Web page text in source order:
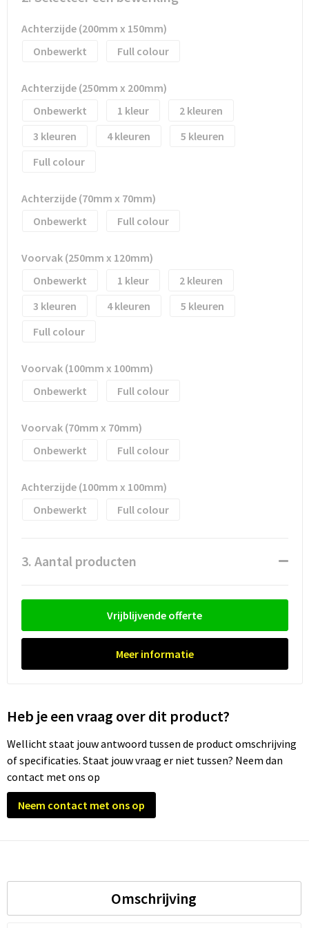
Reistassen
Rugzakken bedrukken
Schoenentassen
Sporttassen
Toilettassen
Waterbestendige tassen
Veiligheidsvesten en Veiligheidshesjes
Oog- en gelaatsbescherming
Gehoorbescherming
Valbeveiliging
Achterzijde (200mm x 150mm)
Onbewerkt
Full colour
Achterzijde (250mm x 200mm)
Onbewerkt
1
2
3
4
5
Full colour
Achterzijde (70mm x 70mm)
Onbewerkt
Full colour
Voorvak (250mm x 120mm)
Onbewerkt
1
2
3
4
5
Full colour
Voorvak (100mm x 100mm)
Onbewerkt
Full colour
Voorvak (70mm x 70mm)
Onbewerkt
Full colour
Achterzijde (100mm x 100mm)
Onbewerkt
Full colour
3. Aantal producten
Vrijblijvende offerte
Meer informatie
Heb je een vraag over dit product?
Wellicht staat jouw antwoord tussen de product omschrijving
of specificaties. Staat jouw vraag er niet tussen? Neem dan
contact met ons op
Neem contact met ons op
Omschrijving